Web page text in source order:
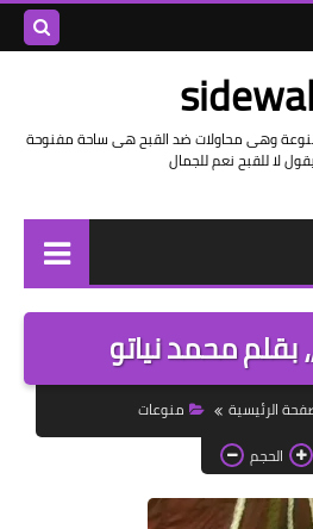
وهى محاولات ضد القبح هى ساحة مفنوحة
لا للقبح نعم للجمال
توثيق وتاريخ
بيانات
تقارير
خواطر بالعامية
خواطر بالفصحى
بقلم محمد نياتو
الرئيسية
منوعات
الحجم